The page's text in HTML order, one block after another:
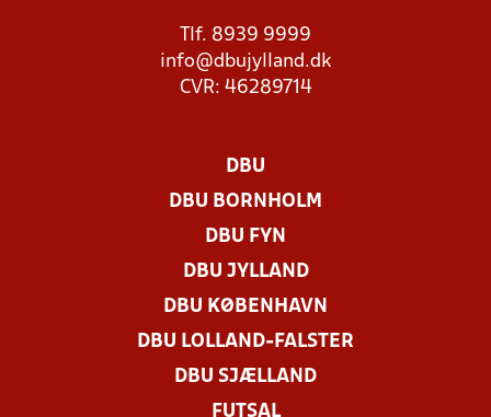
Tlf. 8939 9999
info@dbujylland.dk
CVR: 46289714
DBU
DBU BORNHOLM
DBU FYN
DBU JYLLAND
DBU KØBENHAVN
DBU LOLLAND-FALSTER
DBU SJÆLLAND
FUTSAL